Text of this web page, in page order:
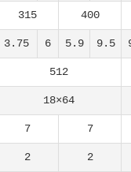
315 400
3.75 6 5.9 9.5
512
18×64
7 7
2 2